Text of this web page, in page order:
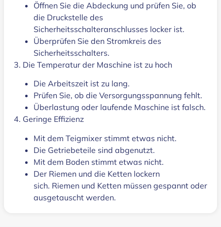
Öffnen Sie die Abdeckung und prüfen Sie, ob
die Druckstelle des
Sicherheitsschalteranschlusses locker ist.
Überprüfen Sie den Stromkreis des
Sicherheitsschalters.
3. Die Temperatur der Maschine ist zu hoch
Die Arbeitszeit ist zu lang.
Prüfen Sie, ob die Versorgungsspannung fehlt.
Überlastung oder laufende Maschine ist falsch.
4. Geringe Effizienz
Mit dem Teigmixer stimmt etwas nicht.
Die Getriebeteile sind abgenutzt.
Mit dem Boden stimmt etwas nicht.
Der Riemen und die Ketten lockern
sich. Riemen und Ketten müssen gespannt oder
ausgetauscht werden.